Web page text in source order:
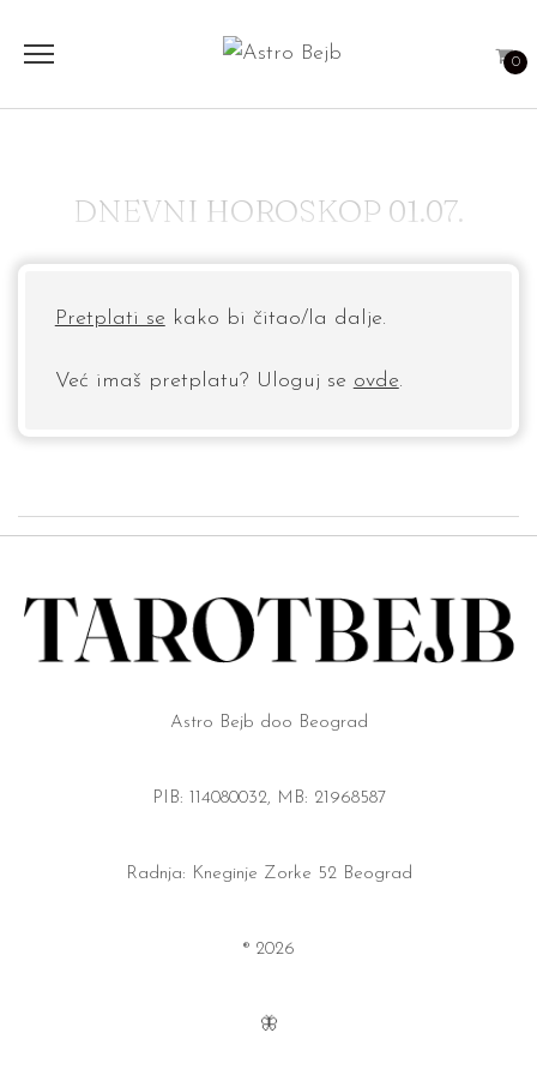
0
DNEVNI HOROSKOP 01.07.
Pretplati se kako bi čitao/la dalje.
Već imaš pretplatu? Uloguj se ovde.
Astro Bejb doo Beograd
PIB: 114080032, MB: 21968587
Radnja: Kneginje Zorke 52 Beograd
® 2026
🦋